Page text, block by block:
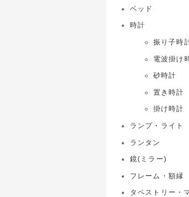
ベッド
時計
振り子時
電波掛け
砂時計
置き時計
掛け時計
ランプ・ライト
ランタン
鏡(ミラー)
フレーム・額縁
タペストリー・